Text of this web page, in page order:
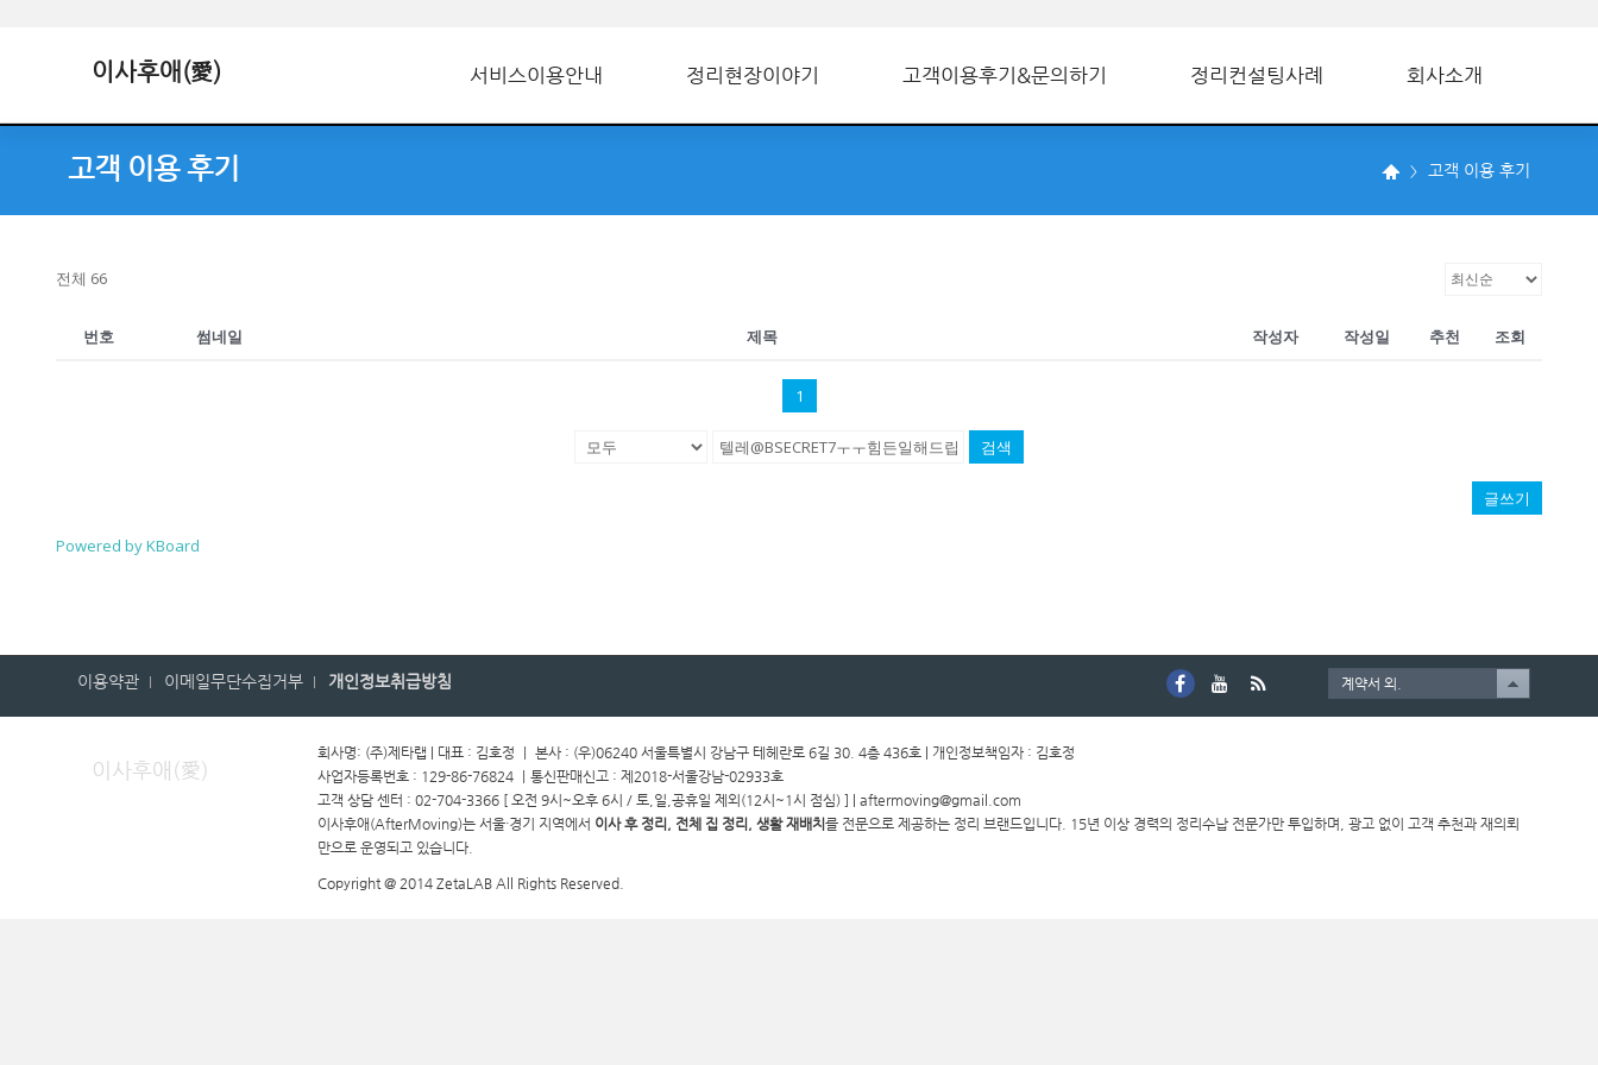
이사후애(愛) 서비스이용안내 정리현장이야기 고객이용후기&문의하기 정리컨설팅사례 회사소개
고객 이용 후기 고객 이용 후기
전체 66
번호 썸네일 제목 작성자 작성일 추천 조회
1
검색
글쓰기
Powered by KBoard
이용약관 이메일무단수집거부 개인정보취급방침 계약서 외.
이사후애(愛)
회사명: (주)제타랩 | 대표 : 김호정 ㅣ 본사 : (우)06240 서울특별시 강남구 테헤란로 6길 30. 4층 436호 | 개인정보책임자 : 김호정
사업자등록번호 : 129-86-76824 ㅣ통신판매신고 : 제2018-서울강남-02933호
고객 상담 센터 : 02-704-3366 [ 오전 9시~오후 6시 / 토,일,공휴일 제외(12시~1시 점심) ] | aftermoving@gmail.com
이사후애(AfterMoving)는 서울·경기 지역에서 이사 후 정리, 전체 집 정리, 생활 재배치 를 전문으로 제공하는 정리 브랜드입니다. 15년 이상 경력의 정리수납 전문가만 투입하며, 광고 없이 고객 추천과 재의뢰
만으로 운영되고 있습니다.
Copyright @ 2014 ZetaLAB All Rights Reserved.